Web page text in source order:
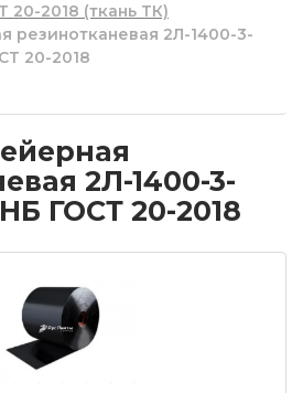
20-2018 (ткань ТК)
резинотканевая 2Л-1400-3-
20-2018
2Л-1400-3-
ГОСТ 20-2018